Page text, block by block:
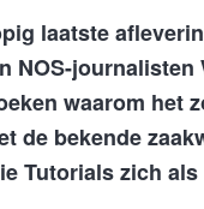
laatste
NOS-
waarom het
de bekende
Tutorials zich